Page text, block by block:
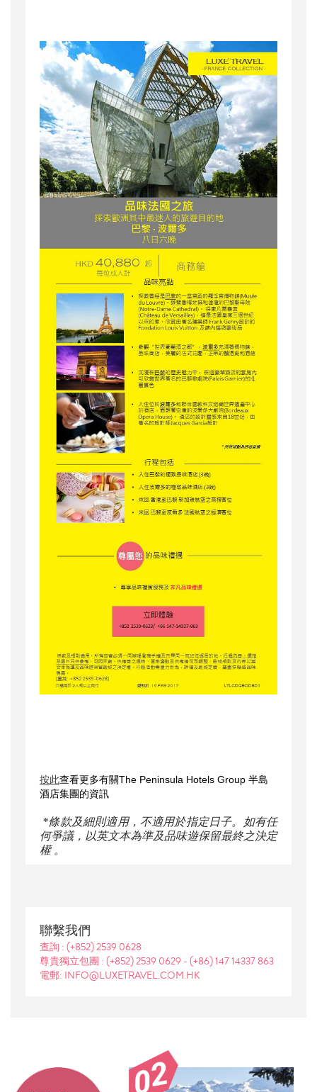
按此查看更多有關The Peninsula Hotels Group 半島
酒店集團的資訊
*條款及細則適用，不適用於指定日子。如有任
何爭議，以英文本為準及品味遊保留最終之決定
權 。
聯繫我們
查詢 : (+852) 2539 0628
尊貴獨立包團 : (+852) 2539 0629 - (+86) 147 14337 863
電郵: INFO@LUXETRAVEL.COM.HK